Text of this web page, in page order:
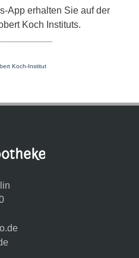
App erhalten Sie auf der
Koch Instituts.
Koch-Institut